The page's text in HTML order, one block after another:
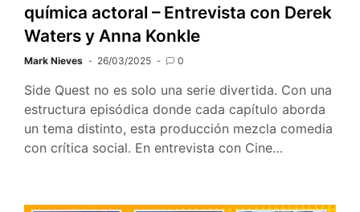
química actoral – Entrevista con Derek
Waters y Anna Konkle
Mark Nieves 26/03/2025 0
Side Quest no es solo una serie divertida. Con una
estructura episódica donde cada capítulo aborda
un tema distinto, esta producción mezcla comedia
con crítica social. En entrevista con Cine…